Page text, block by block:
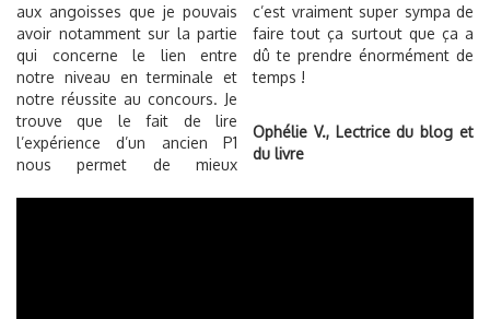
aux angoisses que je pouvais
avoir notamment sur la partie
qui concerne le lien entre
notre niveau en terminale et
notre réussite au concours. Je
trouve que le fait de lire
l’expérience d’un ancien P1
nous permet de mieux
c’est vraiment super sympa de
faire tout ça surtout que ça a
dû te prendre énormément de
temps !
Ophélie V., Lectrice du blog et
du livre